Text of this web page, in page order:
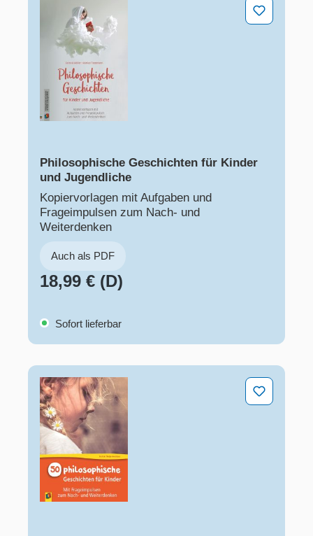
Philosophische Geschichten für Kinder und
Philosophische Geschichten für Kinder
und Jugendliche
Kopiervorlagen mit Aufgaben und
Frageimpulsen zum Nach- und
Weiterdenken
Auch als PDF
18,99 € (D)
Sofort lieferbar
50 philosophische Geschichten für Kinder